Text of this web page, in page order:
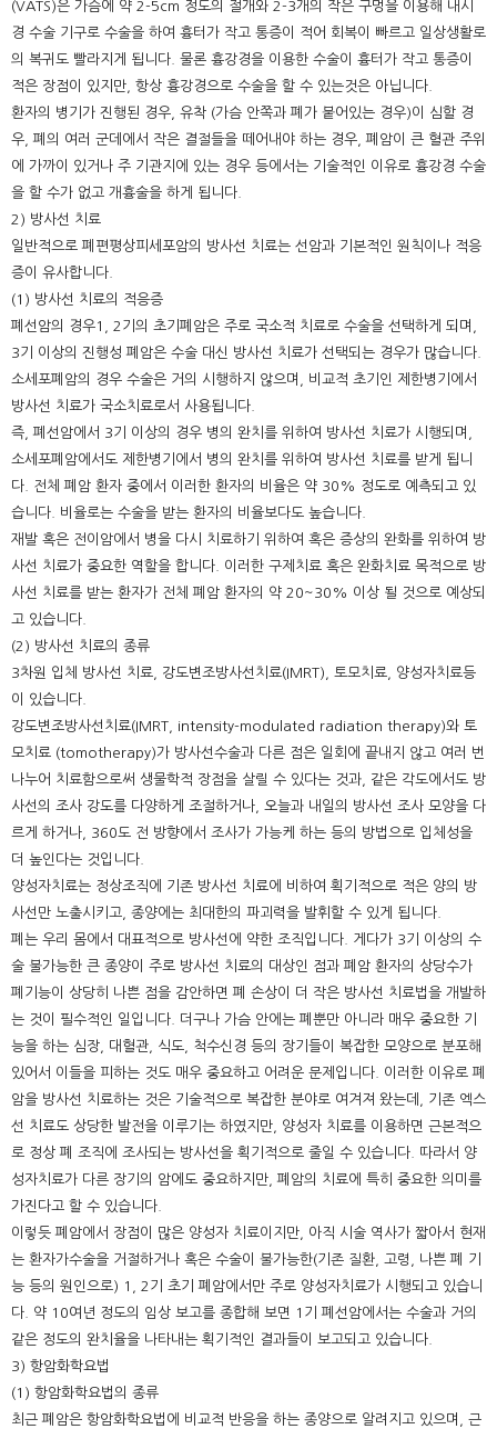
(VATS)은 가슴에 약 2-5cm 정도의 절개와 2-3개의 작은 구멍을 이용해 내시
경 수술 기구로 수술을 하여 흉터가 작고 통증이 적어 회복이 빠르고 일상생활로
의 복귀도 빨라지게 됩니다. 물론 흉강경을 이용한 수술이 흉터가 작고 통증이
적은 장점이 있지만, 항상 흉강경으로 수술을 할 수 있는것은 아닙니다.
환자의 병기가 진행된 경우, 유착 (가슴 안쪽과 폐가 붙어있는 경우)이 심할 경
우, 폐의 여러 군데에서 작은 결절들을 떼어내야 하는 경우, 폐암이 큰 혈관 주위
에 가까이 있거나 주 기관지에 있는 경우 등에서는 기술적인 이유로 흉강경 수술
을 할 수가 없고 개흉술을 하게 됩니다.
2) 방사선 치료
일반적으로 폐편평상피세포암의 방사선 치료는 선암과 기본적인 원칙이나 적응
증이 유사합니다.
(1) 방사선 치료의 적응증
폐선암의 경우1, 2기의 초기폐암은 주로 국소적 치료로 수술을 선택하게 되며,
3기 이상의 진행성 폐암은 수술 대신 방사선 치료가 선택되는 경우가 많습니다.
소세포폐암의 경우 수술은 거의 시행하지 않으며, 비교적 초기인 제한병기에서
방사선 치료가 국소치료로서 사용됩니다.
즉, 폐선암에서 3기 이상의 경우 병의 완치를 위하여 방사선 치료가 시행되며,
소세포폐암에서도 제한병기에서 병의 완치를 위하여 방사선 치료를 받게 됩니
다. 전체 폐암 환자 중에서 이러한 환자의 비율은 약 30% 정도로 예측되고 있
습니다. 비율로는 수술을 받는 환자의 비율보다도 높습니다.
재발 혹은 전이암에서 병을 다시 치료하기 위하여 혹은 증상의 완화를 위하여 방
사선 치료가 중요한 역할을 합니다. 이러한 구제치료 혹은 완화치료 목적으로 방
사선 치료를 받는 환자가 전체 폐암 환자의 약 20~30% 이상 될 것으로 예상되
고 있습니다.
(2) 방사선 치료의 종류
3차원 입체 방사선 치료, 강도변조방사선치료(IMRT), 토모치료, 양성자치료등
이 있습니다.
강도변조방사선치료(IMRT, intensity-modulated radiation therapy)와 토
모치료 (tomotherapy)가 방사선수술과 다른 점은 일회에 끝내지 않고 여러 번
나누어 치료함으로써 생물학적 장점을 살릴 수 있다는 것과, 같은 각도에서도 방
사선의 조사 강도를 다양하게 조절하거나, 오늘과 내일의 방사선 조사 모양을 다
르게 하거나, 360도 전 방향에서 조사가 가능케 하는 등의 방법으로 입체성을
더 높인다는 것입니다.
양성자치료는 정상조직에 기존 방사선 치료에 비하여 획기적으로 적은 양의 방
사선만 노출시키고, 종양에는 최대한의 파괴력을 발휘할 수 있게 됩니다.
폐는 우리 몸에서 대표적으로 방사선에 약한 조직입니다. 게다가 3기 이상의 수
술 불가능한 큰 종양이 주로 방사선 치료의 대상인 점과 폐암 환자의 상당수가
폐기능이 상당히 나쁜 점을 감안하면 폐 손상이 더 작은 방사선 치료법을 개발하
는 것이 필수적인 일입니다. 더구나 가슴 안에는 폐뿐만 아니라 매우 중요한 기
능을 하는 심장, 대혈관, 식도, 척수신경 등의 장기들이 복잡한 모양으로 분포해
있어서 이들을 피하는 것도 매우 중요하고 어려운 문제입니다. 이러한 이유로 폐
암을 방사선 치료하는 것은 기술적으로 복잡한 분야로 여겨져 왔는데, 기존 엑스
선 치료도 상당한 발전을 이루기는 하였지만, 양성자 치료를 이용하면 근본적으
로 정상 폐 조직에 조사되는 방사선을 획기적으로 줄일 수 있습니다. 따라서 양
성자치료가 다른 장기의 암에도 중요하지만, 폐암의 치료에 특히 중요한 의미를
가진다고 할 수 있습니다.
이렇듯 폐암에서 장점이 많은 양성자 치료이지만, 아직 시술 역사가 짧아서 현재
는 환자가수술을 거절하거나 혹은 수술이 불가능한(기존 질환, 고령, 나쁜 폐 기
능 등의 원인으로) 1, 2기 초기 폐암에서만 주로 양성자치료가 시행되고 있습니
다. 약 10여년 정도의 임상 보고를 종합해 보면 1기 폐선암에서는 수술과 거의
같은 정도의 완치율을 나타내는 획기적인 결과들이 보고되고 있습니다.
3) 항암화학요법
(1) 항암화학요법의 종류
최근 폐암은 항암화학요법에 비교적 반응을 하는 종양으로 알려지고 있으며, 근